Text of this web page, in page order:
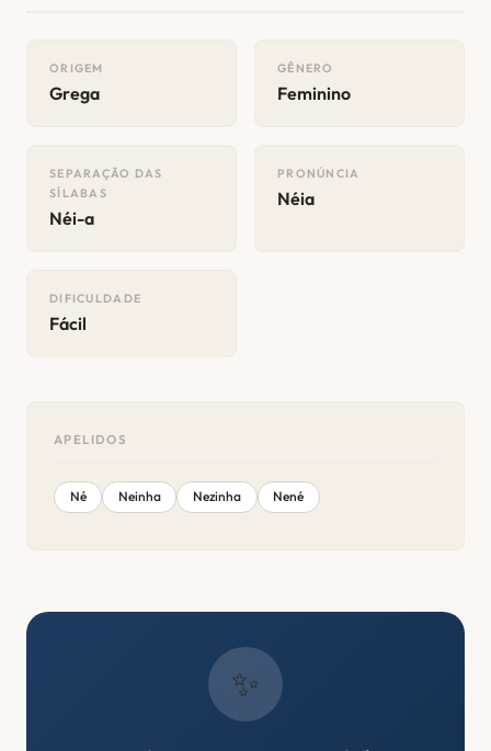
ORIGEM
Grega
GÊNERO
Feminino
SEPARAÇÃO DAS
SÍLABAS
Néi-a
PRONÚNCIA
Néia
DIFICULDADE
Fácil
APELIDOS
Né Neinha Nezinha Nené
✨